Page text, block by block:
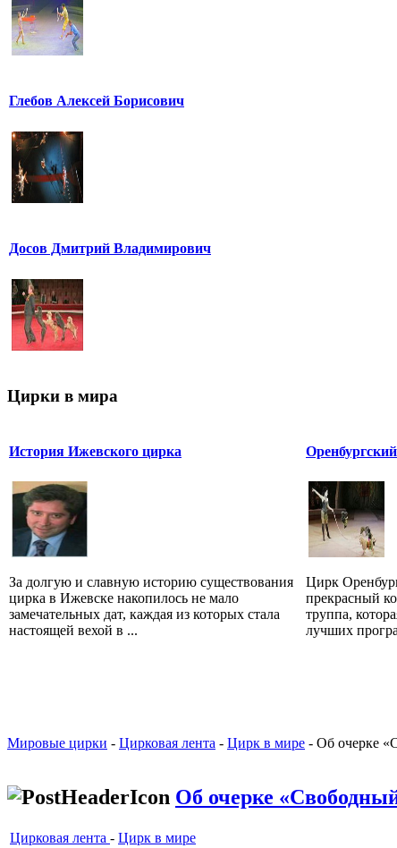
Глебов Алексей Борисович
Досов Дмитрий Владимирович
Цирки в мира
История Ижевского цирка
За долгую и славную историю существования
цирка в Ижевске накопилось не мало
замечательных дат, каждая из которых стала
настоящей вехой в ...
Цирк
прекрасный
труппа,
лучших
Мировые цирки - Цирковая лента - Цирк в мире - Об очерке
Об очерке
Цирковая лента - Цирк в мире